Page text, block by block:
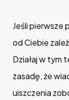
Jeśli pierwsze
od Ciebie
Działaj w tym
zasadę, że
uiszczenia